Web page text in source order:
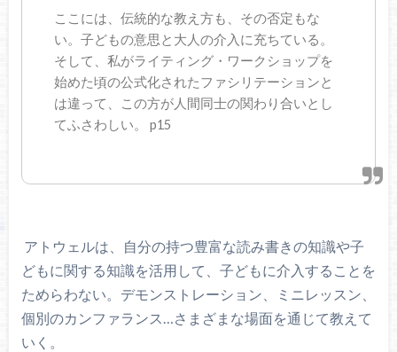
ここには、伝統的な教え方も、その否定もな
い。子どもの意思と大人の介入に充ちている。
そして、私がライティング・ワークショップを
始めた頃の公式化されたファシリテーションと
は違って、この方が人間同士の関わり合いとし
てふさわしい。 p15
アトウェルは、自分の持つ豊富な読み書きの知識や子
どもに関する知識を活用して、子どもに介入することを
ためらわない。デモンストレーション、ミニレッスン、
個別のカンファランス…さまざまな場面を通じて教えて
いく。